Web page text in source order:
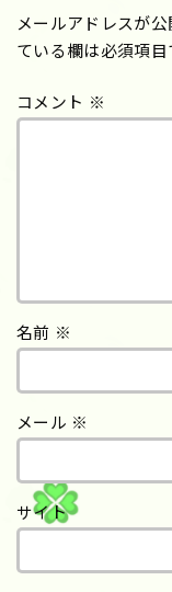
メールアドレスが
ている欄は必須項目
コメント ※
名前 ※
メール ※
サイト